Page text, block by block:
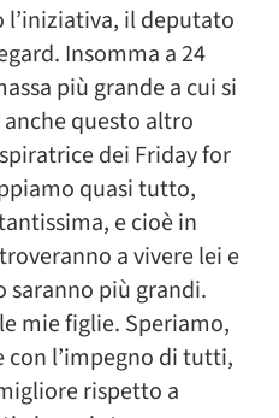
il deputato
Insomma a 24
più grande a cui si
questo altro
dei Friday for
quasi tutto,
e cioè in
a vivere lei e
saranno più grandi.
mie figlie. Speriamo,
con l’impegno di tutti,
rispetto a